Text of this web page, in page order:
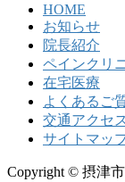
HOME
お知らせ
院長紹介
ペインクリ
在宅医療
よくあるご
交通アクセ
サイトマッ
Copyright © 摂津